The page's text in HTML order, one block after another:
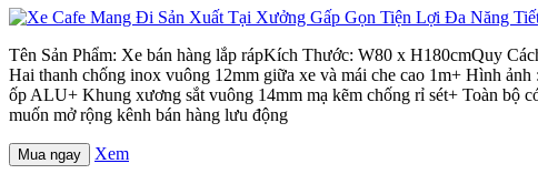
Tên Sản Phẩm: Xe bán hàng lắp rápKích Thước: W80 x H180cmQuy
Hai thanh chống inox vuông 12mm giữa xe và mái che cao 1m+ Hình
ốp ALU+ Khung xương sắt vuông 14mm mạ kẽm chống rỉ sét+ Toàn bộ
muốn mở rộng kênh bán hàng lưu động
Mua ngay Xem